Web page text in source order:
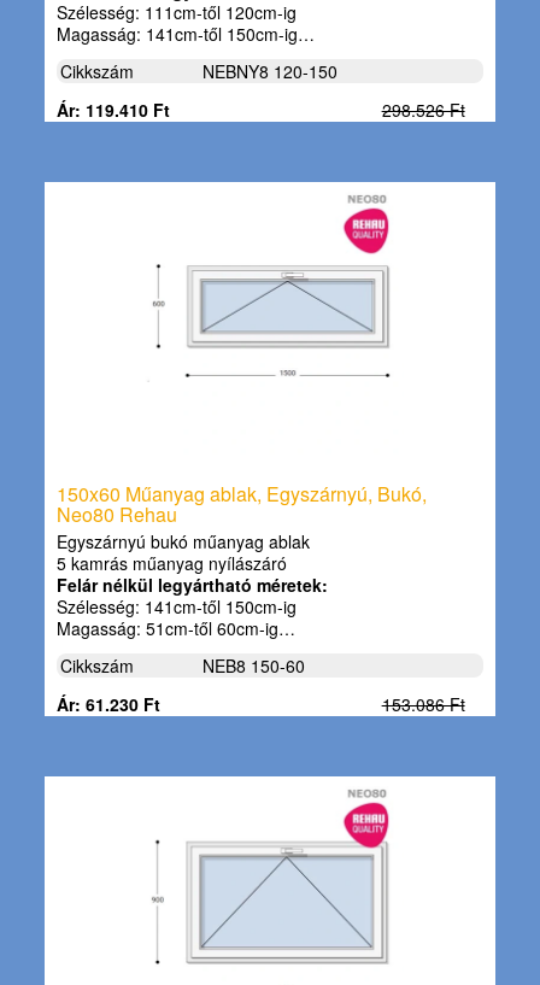
Szélesség: 111cm-től 120cm-ig
Magasság: 141cm-től 150cm-ig…
Cikkszám
NEBNY8 120-150
Ár: 119.410 Ft
298.526 Ft
150x60 Műanyag ablak, Egyszárnyú, Bukó,
Neo80 Rehau
Egyszárnyú bukó műanyag ablak
5 kamrás műanyag nyílászáró
Felár nélkül legyártható méretek:
Szélesség: 141cm-től 150cm-ig
Magasság: 51cm-től 60cm-ig…
Cikkszám
NEB8 150-60
Ár: 61.230 Ft
153.086 Ft